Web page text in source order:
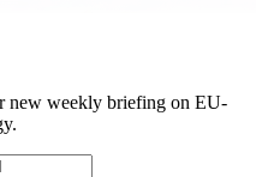
new weekly briefing on EU-